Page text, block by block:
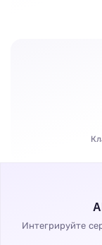
Интегрируйте